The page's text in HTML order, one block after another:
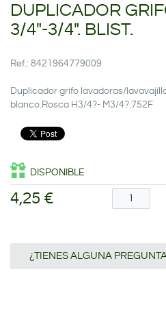
DUPLICADOR
3/4"-3/4". BLIST.
Ref.: 8421964779009
Duplicador grifo lavadoras/
blanco.Rosca H3/4?- M3/4?.752F
DISPONIBLE
4,25 €
¿TIENES ALGUNA